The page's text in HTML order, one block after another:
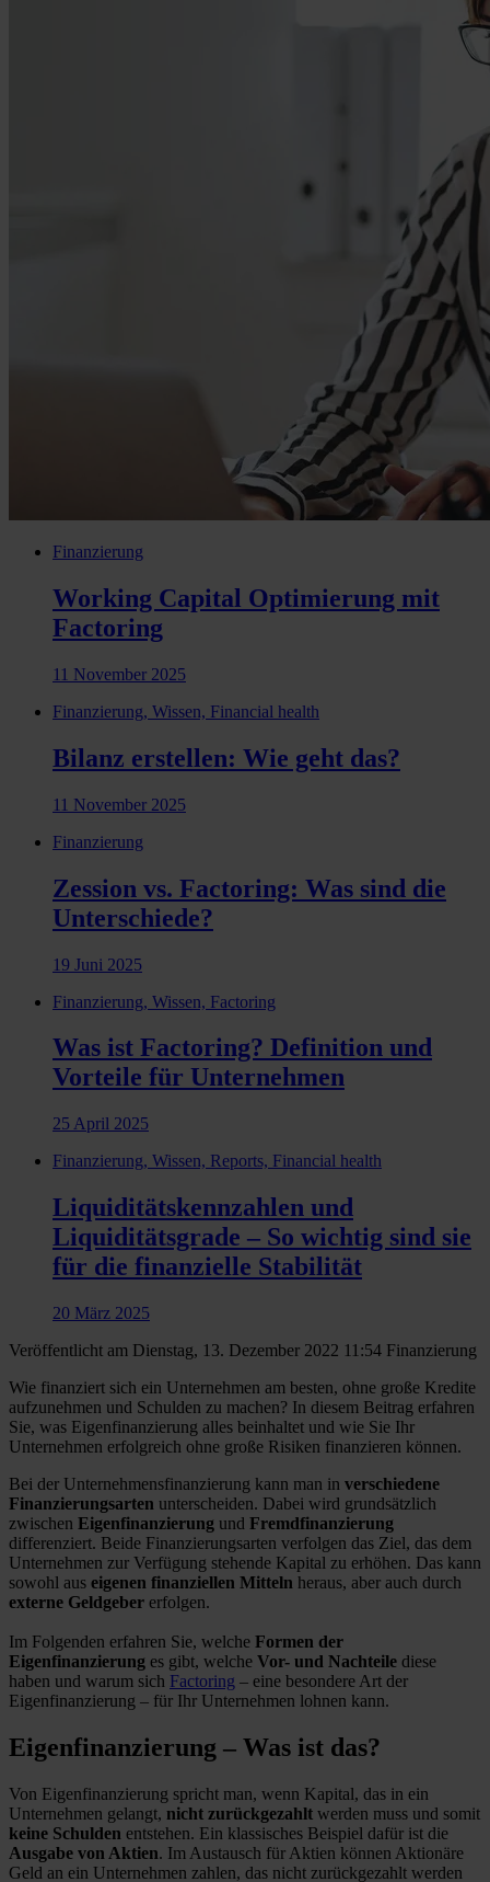
Finanzierung
Working Capital Optimierung mit
Factoring
11 November 2025
Finanzierung, Wissen, Financial health
Bilanz erstellen: Wie geht das?
11 November 2025
Finanzierung
Zession vs. Factoring: Was sind die
Unterschiede?
19 Juni 2025
Finanzierung, Wissen, Factoring
Was ist Factoring? Definition und
Vorteile für Unternehmen
25 April 2025
Finanzierung, Wissen, Reports, Financial health
Liquiditätskennzahlen und
Liquiditätsgrade – So wichtig sind sie
für die finanzielle Stabilität
20 März 2025
Veröffentlicht am Dienstag, 13. Dezember 2022 11:54 Finanzierung
Wie finanziert sich ein Unternehmen am besten, ohne große Kredite
aufzunehmen und Schulden zu machen? In diesem Beitrag erfahren
Sie, was Eigenfinanzierung alles beinhaltet und wie Sie Ihr
Unternehmen erfolgreich ohne große Risiken finanzieren können.
Bei der Unternehmensfinanzierung kann man in verschiedene
Finanzierungsarten unterscheiden. Dabei wird grundsätzlich
zwischen Eigenfinanzierung und Fremdfinanzierung
differenziert. Beide Finanzierungsarten verfolgen das Ziel, das dem
Unternehmen zur Verfügung stehende Kapital zu erhöhen. Das kann
sowohl aus eigenen finanziellen Mitteln heraus, aber auch durch
externe Geldgeber erfolgen.
Im Folgenden erfahren Sie, welche Formen der
Eigenfinanzierung es gibt, welche Vor- und Nachteile diese
haben und warum sich Factoring – eine besondere Art der
Eigenfinanzierung – für Ihr Unternehmen lohnen kann.
Eigenfinanzierung – Was ist das?
Von Eigenfinanzierung spricht man, wenn Kapital, das in ein
Unternehmen gelangt, nicht zurückgezahlt werden muss und somit
keine Schulden entstehen. Ein klassisches Beispiel dafür ist die
Ausgabe von Aktien. Im Austausch für Aktien können Aktionäre
Geld an ein Unternehmen zahlen, das nicht zurückgezahlt werden